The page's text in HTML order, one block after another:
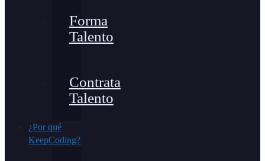
Forma
Talento
Contrata
Talento
¿Por qué
KeepCoding?